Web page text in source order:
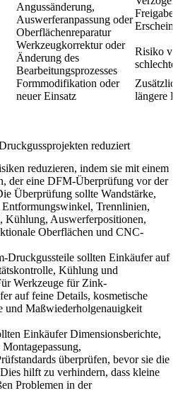
Angussänderung,
Auswerferanpassung oder
Oberflächenreparatur
Freigabe
Werkzeugkorrektur oder
Änderung des
Bearbeitungsprozesses
Risiko
Formmodifikation oder
neuer Einsatz
längere
reduziert
reduzieren, indem sie mit einem
der eine DFM-Überprüfung vor der
Überprüfung sollte Wandstärke,
Trennlinien,
Kühlung, Auswerferpositionen,
Oberflächen und CNC-
Druckgussteile sollten Einkäufer auf
Kühlung und
Werkzeuge für Zink-
auf feine Details, kosmetische
und Maßwiederholgenauigkeit
Einkäufer Dimensionsberichte,
überprüfen, bevor sie die
hilft zu verhindern, dass kleine
Problemen in der